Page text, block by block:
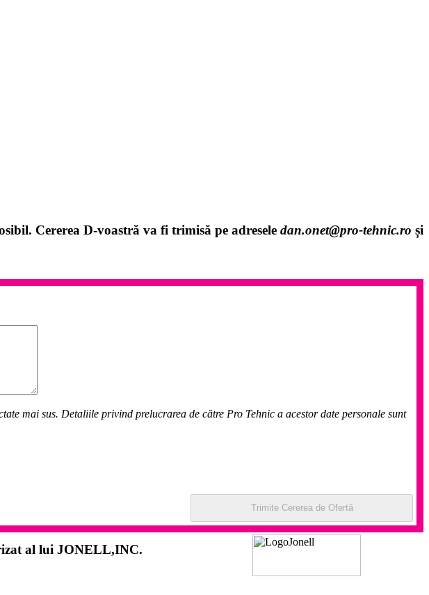
Cererea D-voastră va fi trimisă pe adresele dan.onet@pro-tehnic.ro și
mai sus. Detaliile privind prelucrarea de către Pro Tehnic a acestor date personale sunt
al lui JONELL,INC.